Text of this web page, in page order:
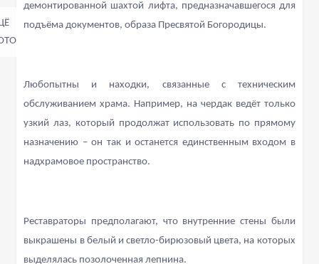
демонтированной шахтой лифта, предназначавшегося для
подъёма документов,образа Пресвятой Богородицы.
Любопытны и находки, связанные с техническим
обслуживанием храма. Например, на чердак ведёт только
узкий лаз, который продолжат использовать по прямому
назначению – он так и останется единственным входом в
надхрамовое пространство.
Реставраторы предполагают, что внутренние стены были
выкрашены в белый и светло-бирюзовый цвета, на которых
выделялась позолоченная лепнина.